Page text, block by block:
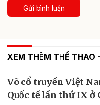
Gửi bình luận
XEM THÊM THỂ THAO
Võ cổ truyền Việt
Quốc tế lần thứ IX ở